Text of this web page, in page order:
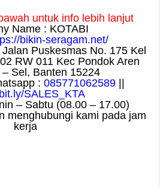
untuk info lebih lanjut
Name : KOTABI
bikin-seragam.net/
Puskesmas No. 175 Kel
RW 011 Kec Pondok Aren
– Sel, Banten 15224
:085771062589 ||
SALES_KTA
– Sabtu (08.00 – 17.00)
menghubungi kami pada jam
kerja